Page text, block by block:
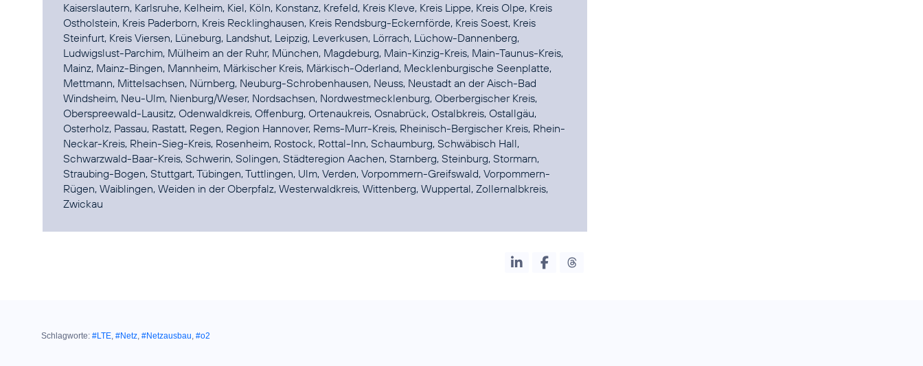
Kaiserslautern, Karlsruhe, Kelheim, Kiel, Köln, Konstanz, Krefeld, Kreis Kleve, Kreis Lippe, Kreis Olpe, Kreis
Ostholstein, Kreis Paderborn, Kreis Recklinghausen, Kreis Rendsburg-Eckernförde, Kreis Soest, Kreis
Steinfurt, Kreis Viersen, Lüneburg, Landshut, Leipzig, Leverkusen, Lörrach, Lüchow-Dannenberg,
Ludwigslust-Parchim, Mülheim an der Ruhr, München, Magdeburg, Main-Kinzig-Kreis, Main-Taunus-Kreis,
Mainz, Mainz-Bingen, Mannheim, Märkischer Kreis, Märkisch-Oderland, Mecklenburgische Seenplatte,
Mettmann, Mittelsachsen, Nürnberg, Neuburg-Schrobenhausen, Neuss, Neustadt an der Aisch-Bad
Windsheim, Neu-Ulm, Nienburg/Weser, Nordsachsen, Nordwestmecklenburg, Oberbergischer Kreis,
Oberspreewald-Lausitz, Odenwaldkreis, Offenburg, Ortenaukreis, Osnabrück, Ostalbkreis, Ostallgäu,
Osterholz, Passau, Rastatt, Regen, Region Hannover, Rems-Murr-Kreis, Rheinisch-Bergischer Kreis, Rhein-
Neckar-Kreis, Rhein-Sieg-Kreis, Rosenheim, Rostock, Rottal-Inn, Schaumburg, Schwäbisch Hall,
Schwarzwald-Baar-Kreis, Schwerin, Solingen, Städteregion Aachen, Starnberg, Steinburg, Stormarn,
Straubing-Bogen, Stuttgart, Tübingen, Tuttlingen, Ulm, Verden, Vorpommern-Greifswald, Vorpommern-
Rügen, Waiblingen, Weiden in der Oberpfalz, Westerwaldkreis, Wittenberg, Wuppertal, Zollernalbkreis,
Schlagworte: #LTE, #Netz, #Netzausbau, #o2